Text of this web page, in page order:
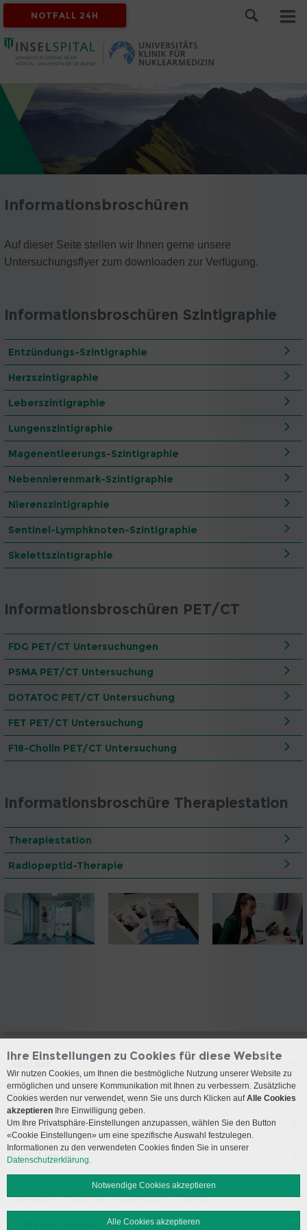
NOTFALL 24H
Informationsbroschüren
Auf dieser Seite stellen wir Ihnen gerne unsere
Untersuchungsflyer zum downloaden zur Verfügung.
Informationsbroschüren Szintigraphie
Entzündungs-Szintigraphie
Herzszintigraphie
Leberszintigraphie
Lungenszintigraphie
Magenentleerungs-Szintigraphie
Nebennierenmark-Szintigraphie
Nierenszintigraphie
Sentinel-Lymphknoten-Szintigraphie
Skelettszintigraphie
Informationsbroschüren PET/CT
FDG PET/CT Untersuchungen
PSMA PET/CT Untersuchung
DOTATOC PET/CT Untersuchung
FET PET/CT Untersuchung
F18-Cholin PET/CT Untersuchung
Informationsbroschüre Therapiestation
Therapiestation
Radiopeptid-Therapie
Kontakt
Anreise
Öffnungszeiten
Social Media
Impressum Disclaimer Datenschutz Sitemap
Ihre Einstellungen zu Cookies für diese Website
Wir nutzen Cookies, um Ihnen die bestmögliche Nutzung unserer Website zu
ermöglichen und unsere Kommunikation mit Ihnen zu verbessern. Zusätzliche
Cookies werden nur verwendet, wenn Sie uns durch Klicken aufAlle Cookies
akzeptieren Ihre Einwilligung geben.
Um Ihre Privatsphäre-Einstellungen anzupassen, wählen Sie den Button
«Cookie Einstellungen» um eine spezifische Auswahl festzulegen.
Informationen zu den verwendeten Cookies finden Sie in unserer
Datenschutzerklärung.
Notwendige Cookies akzeptieren
Alle Cookies akzeptieren